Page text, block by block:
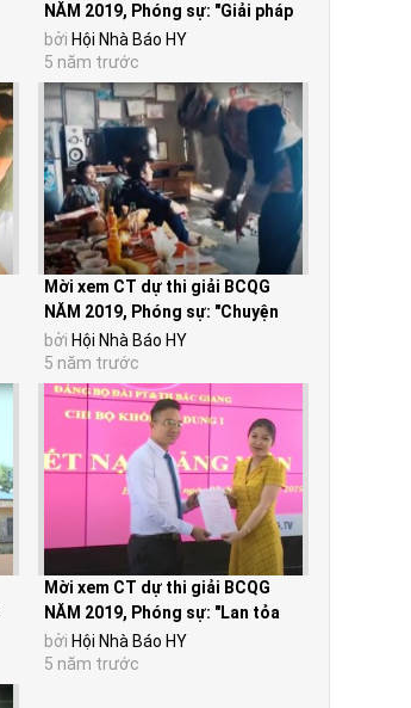
NĂM 2019, Phóng sự: "Giải pháp
mới: Thiết bị...
bởi Hội Nhà Báo HY
5 năm trước
Mời xem CT dự thi giải BCQG
NĂM 2019, Phóng sự: "Chuyện
buồn nơi rẻo cao"...
bởi Hội Nhà Báo HY
5 năm trước
Mời xem CT dự thi giải BCQG
NĂM 2019, Phóng sự: "Lan tỏa
trách nhiệm nêu...
bởi Hội Nhà Báo HY
5 năm trước